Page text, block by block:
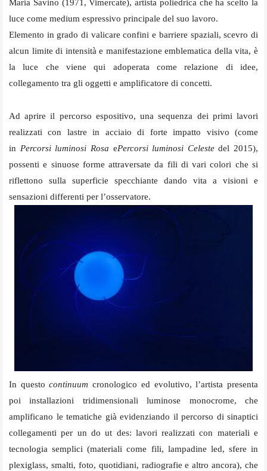
Maria Savino (1971, Vimercate), artista poliedrica che ha scelto la
luce come medium espressivo principale del suo lavoro.
Elemento in grado di valicare confini e barriere spaziali, scevro di
alcun limite di intensità e manifestazione emblematica della vita, è
la luce che viene qui adoperata come relazione di idee,
collegamento tra gli oggetti e amplificatore di concetti.
Ad aprire il percorso espositivo, una sequenza dei primi lavori
realizzati con lastre in acciaio di forte impatto visivo (come
in Percorsi luminosi Rosa ePercorsi luminosi Celestedel 2015),
possenti e sinuose forme attraversate da fili di vari colori che si
riflettono sulla superficie specchiante dando vita a visioni e
sensazioni differenti per l’osservatore.
In questocontinuum cronologico ed evolutivo, l’artista presenta
poi installazioni tridimensionali luminose monocrome, che
amplificano le tematiche già evidenziando il percorso di sinaptici
collegamenti per un do ut des: lavori realizzati con materiali e
tecnologia semplici (materiali come fili, lampadine led, sfere in
plexiglass, smalti, foto, quotidiani, radiografie e altro ancora), che